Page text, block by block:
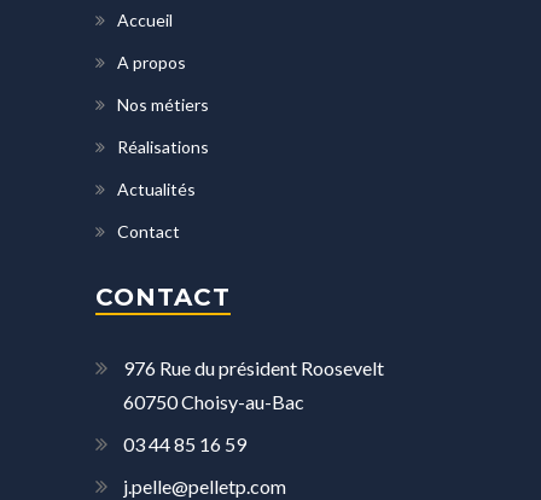
Accueil
A propos
Nos métiers
Réalisations
Actualités
Contact
CONTACT
976 Rue du président Roosevelt
60750 Choisy-au-Bac
03 44 85 16 59
j.pelle@pelletp.com